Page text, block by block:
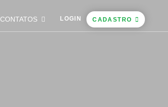
CONTATOS LOGIN CADASTRO